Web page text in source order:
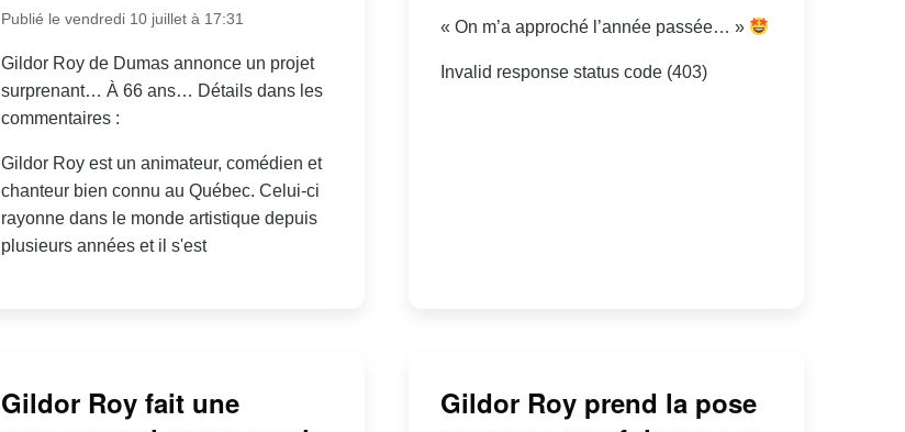
Publié le vendredi 10 juillet à 17:31
Gildor Roy de Dumas annonce un projet
surprenant… À 66 ans… Détails dans les
commentaires :
Gildor Roy est un animateur, comédien et
chanteur bien connu au Québec. Celui-ci
rayonne dans le monde artistique depuis
plusieurs années et il s'est
« On m’a approché l’année passée… »
Invalid response status code (403)
Gildor Roy fait une
Gildor Roy prend la pose